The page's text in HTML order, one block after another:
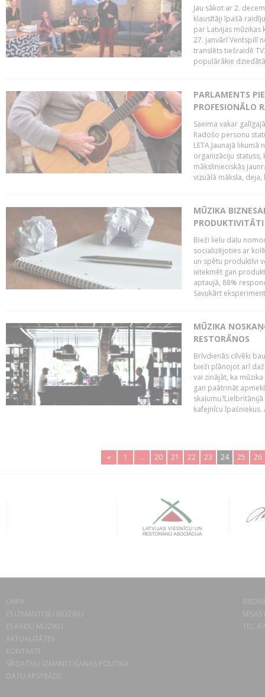
Jau sākot ar 2.
klausītāji īpašā
par Latvijas mūzikas
27. janvārī Ventspilī
translēts tiešraidē
populārākie
PARLAMENTS
PROFESIONĀLO
Saeima vakar
Radošo personu
LETA.Jaunajā
organizāciju
mākslinieciskās
vizuālā māksla, deja,
MŪZIKA
PRODUKTIVITĀTI
Bieži lielu daļu
socializējoties ar
un spētu produktīvi
ietekmēt gan
aptaujā, 88%
Savukārt
MŪZIKA
RESTORĀNOS
Brīvdienās cilvēki
bieži plānojot arī
vai zinājāt, ka
gan paātrināt
kafejnīcu īpašniekus.
« 1 .. 20 21 22 23 24 25 26
LAIPA
ES IZMANTOJU MŪZIKU
ES RADU MŪZIKU
AKTUALITĀTES
KONTAKTI
SĪKDATŅU IZMANTOŠANAS POLITIKA
DATU APSTRĀDE
TEL.